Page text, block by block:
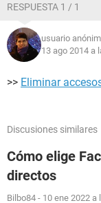
RESPUESTA 1 / 1
usuario
13 ago 2014 a
>> Eliminar
Discusiones similares
Cómo elige
directos
Bilbo84 - 10 ene 2022 a